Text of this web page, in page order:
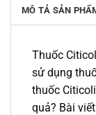
MÔ TẢ SẢN
Thuốc
sử dụng
thuốc
quả? Bài